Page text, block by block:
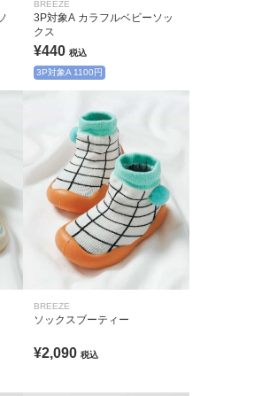
BREEZE
3P対象A カラフルベビーソッ
クス
¥440 税込
3P対象A 1100円
BREEZE
ソックスブーティー
¥2,090 税込